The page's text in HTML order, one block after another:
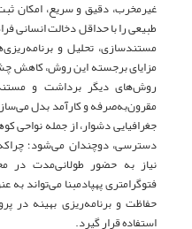
غیرمخرب، دقیق و سریع، امکان
طبیعی را با حداقل دخالت انسانی
مستندسازی، تحلیل و
مزایای برجسته این روش، کاهش
روش‌های دیگر برداشت و
مقرون‌به‌صرفه و کارآمد بدل
جغرافیایی دشوار، از جمله نواحی
دسترسی، دوچندان می‌شود؛
نیاز به حضور طولانی‌مدت در
فتوگرامتری پهپادمبنا می‌تواند به
حفاظت و برنامه‌ریزی بهینه در
استفاده قرار گیرد.